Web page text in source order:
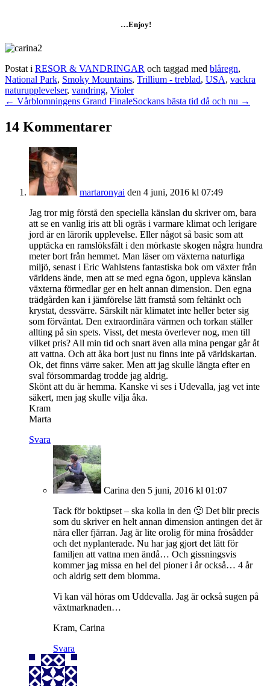
…Enjoy!
Postat i RESOR & VANDRINGAR och taggad med blåregn,
National Park, Smoky Mountains, Trillium - treblad, USA, vackra
naturupplevelser, vandring, Violer
← Vårblomningens Grand FinaleSockans bästa tid då och nu →
14 Kommentarer
martaronyai den 4 juni, 2016 kl 07:49
Jag tror mig förstå den speciella känslan du skriver om, bara
att se en vanlig iris att bli ogräs i varmare klimat och lerigare
jord är en lärorik upplevelse. Eller något så basic som att
upptäcka en ramslöksfält i den mörkaste skogen några hundra
meter bort från hemmet. Man läser om växterna naturliga
miljö, senast i Eric Wahlstens fantastiska bok om växter från
världens ände, men att se med egna ögon, uppleva känslan
växterna förmedlar ger en helt annan dimension. Den egna
trädgården kan i jämförelse lätt framstå som feltänkt och
krystat, dessvärre. Särskilt när klimatet inte heller beter sig
som förväntat. Den extraordinära värmen och torkan ställer
allting på sin spets. Visst, det mesta överlever nog, men till
vilket pris? All min tid och snart även alla mina pengar går åt
att vattna. Och att åka bort just nu finns inte på världskartan.
Ok, det finns värre saker. Men att jag skulle längta efter en
sval försommardag trodde jag aldrig.
Skönt att du är hemma. Kanske vi ses i Udevalla, jag vet inte
säkert, men jag skulle vilja åka.
Kram
Marta
Svara
Carina den 5 juni, 2016 kl 01:07
Tack för boktipset – ska kolla in den 🙂 Det blir precis
som du skriver en helt annan dimension antingen det är
nära eller fjärran. Jag är lite orolig för mina frösådder
och det nyplanterade. Nu har jag gjort det lätt för
familjen att vattna men ändå… Och gissningsvis
kommer jag missa en hel del pioner i år också… 4 år
och aldrig sett dem blomma.
Vi kan väl höras om Uddevalla. Jag är också sugen på
växtmarknaden…
Kram, Carina
Svara